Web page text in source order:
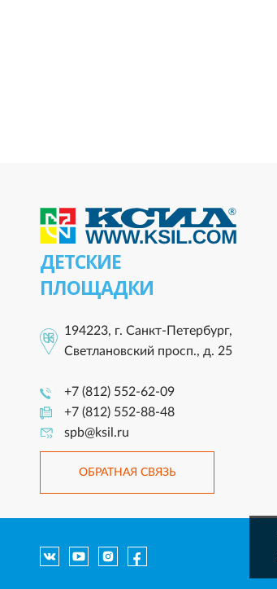
ДЕТСКИЕ
ПЛОЩАДКИ
194223, г. Санкт-Петербург,
Светлановский просп., д. 25
+7 (812) 552-62-09
+7 (812) 552-88-48
spb@ksil.ru
ОБРАТНАЯ СВЯЗЬ